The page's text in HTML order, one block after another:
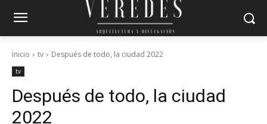
Inicio tv Después de todo, la ciudad 2022
tv
Después de todo, la ciudad
2022